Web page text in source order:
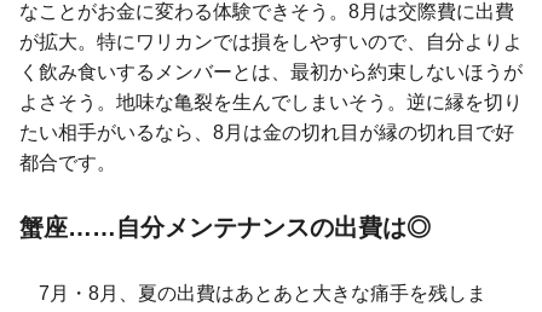
なことがお金に変わる体験できそう。8月は交際費に出費
が拡大。特にワリカンでは損をしやすいので、自分よりよ
く飲み食いするメンバーとは、最初から約束しないほうが
よさそう。地味な亀裂を生んでしまいそう。逆に縁を切り
たい相手がいるなら、8月は金の切れ目が縁の切れ目で好
都合です。
蟹座……自分メンテナンスの出費は◎
7月・8月、夏の出費はあとあと大きな痛手を残しま